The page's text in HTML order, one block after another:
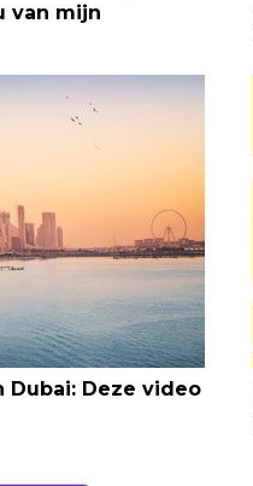
van mijn
Dubai: Deze video